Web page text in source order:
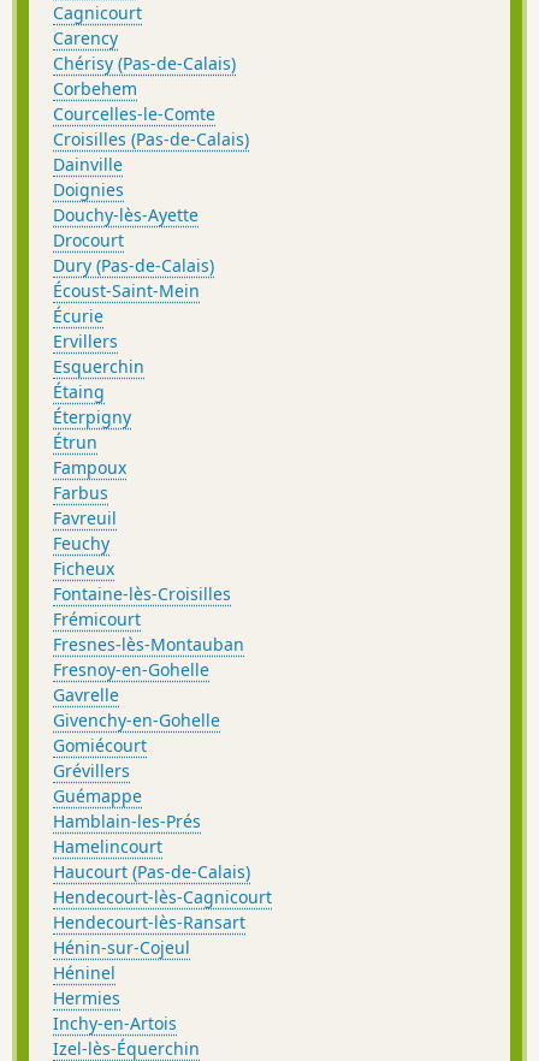
Cagnicourt
Carency
Chérisy (Pas-de-Calais)
Corbehem
Courcelles-le-Comte
Croisilles (Pas-de-Calais)
Dainville
Doignies
Douchy-lès-Ayette
Drocourt
Dury (Pas-de-Calais)
Écoust-Saint-Mein
Écurie
Ervillers
Esquerchin
Étaing
Éterpigny
Étrun
Fampoux
Farbus
Favreuil
Feuchy
Ficheux
Fontaine-lès-Croisilles
Frémicourt
Fresnes-lès-Montauban
Fresnoy-en-Gohelle
Gavrelle
Givenchy-en-Gohelle
Gomiécourt
Grévillers
Guémappe
Hamblain-les-Prés
Hamelincourt
Haucourt (Pas-de-Calais)
Hendecourt-lès-Cagnicourt
Hendecourt-lès-Ransart
Hénin-sur-Cojeul
Héninel
Hermies
Inchy-en-Artois
Izel-lès-Équerchin